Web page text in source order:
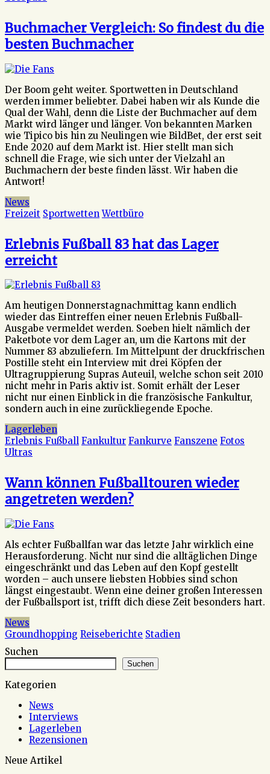
Buchmacher Vergleich: So findest du die
besten Buchmacher
Der Boom geht weiter. Sportwetten in Deutschland
werden immer beliebter. Dabei haben wir als Kunde die
Qual der Wahl, denn die Liste der Buchmacher auf dem
Markt wird länger und länger. Von bekannten Marken
wie Tipico bis hin zu Neulingen wie BildBet, der erst seit
Ende 2020 auf dem Markt ist. Hier stellt man sich
schnell die Frage, wie sich unter der Vielzahl an
Buchmachern der beste finden lässt. Wir haben die
Antwort!
News
Freizeit Sportwetten Wettbüro
Erlebnis Fußball 83 hat das Lager
erreicht
Am heutigen Donnerstagnachmittag kann endlich
wieder das Eintreffen einer neuen Erlebnis Fußball-
Ausgabe vermeldet werden. Soeben hielt nämlich der
Paketbote vor dem Lager an, um die Kartons mit der
Nummer 83 abzuliefern. Im Mittelpunt der druckfrischen
Postille steht ein Interview mit drei Köpfen der
Ultragruppierung Supras Auteuil, welche schon seit 2010
nicht mehr in Paris aktiv ist. Somit erhält der Leser
nicht nur einen Einblick in die französische Fankultur,
sondern auch in eine zurückliegende Epoche.
Lagerleben
Erlebnis Fußball Fankultur Fankurve Fanszene Fotos
Ultras
Wann können Fußballtouren wieder
angetreten werden?
Als echter Fußballfan war das letzte Jahr wirklich eine
Herausforderung. Nicht nur sind die alltäglichen Dinge
eingeschränkt und das Leben auf den Kopf gestellt
worden – auch unsere liebsten Hobbies sind schon
längst eingestaubt. Wenn eine deiner großen Interessen
der Fußballsport ist, trifft dich diese Zeit besonders hart.
News
Groundhopping Reiseberichte Stadien
Suchen
Suchen
Kategorien
News
Interviews
Lagerleben
Rezensionen
Neue Artikel